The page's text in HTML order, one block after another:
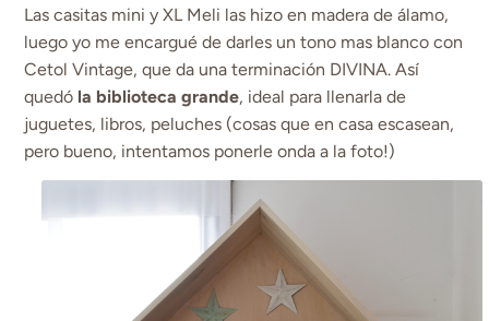
Las casitas mini y XL Meli las hizo en madera de álamo,
luego yo me encargué de darles un tono mas blanco con
Cetol Vintage, que da una terminación DIVINA. Así
quedó la biblioteca grande, ideal para llenarla de
juguetes, libros, peluches (cosas que en casa escasean,
pero bueno, intentamos ponerle onda a la foto!)